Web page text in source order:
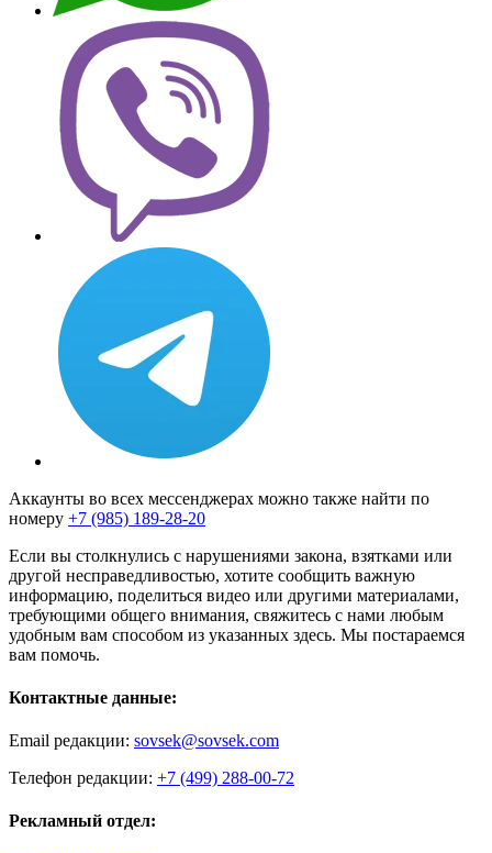
Аккаунты во всех мессенджерах можно также найти по
номеру +7 (985) 189-28-20
Если вы столкнулись с нарушениями закона, взятками или
другой несправедливостью, хотите сообщить важную
информацию, поделиться видео или другими материалами,
требующими общего внимания, свяжитесь с нами любым
удобным вам способом из указанных здесь. Мы постараемся
вам помочь.
Контактные данные:
Email редакции: sovsek@sovsek.com
Телефон редакции: +7 (499) 288-00-72
Рекламный отдел: